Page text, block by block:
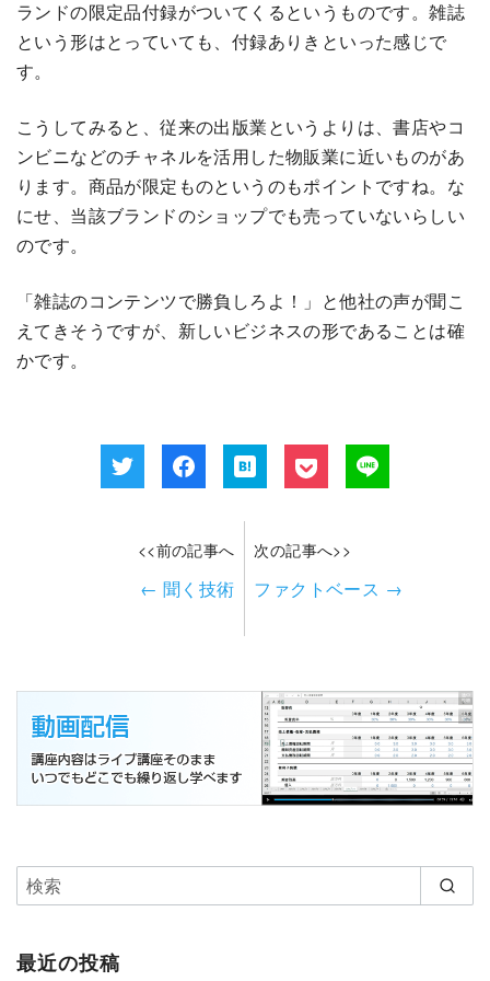
ランドの限定品付録がついてくるというものです。雑誌
という形はとっていても、付録ありきといった感じで
す。
こうしてみると、従来の出版業というよりは、書店やコ
ンビニなどのチャネルを活用した物販業に近いものがあ
ります。商品が限定ものというのもポイントですね。な
にせ、当該ブランドのショップでも売っていないらしい
のです。
「雑誌のコンテンツで勝負しろよ！」と他社の声が聞こ
えてきそうですが、新しいビジネスの形であることは確
かです。
<<前の記事へ
← 聞く技術
次の記事へ>>
ファクトベース →
最近の投稿